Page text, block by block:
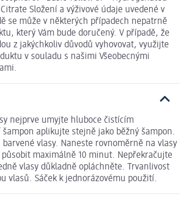
Složení a výživové údaje uvedené v
se může v některých případech nepatrně
který Vám bude doručený. V případě, že
z jakýchkoliv důvodů vyhovovat, využijte
v souladu s našimi Všeobecnými
nejprve umyjte hluboce čistícím
šampon aplikujte stejně jako běžný šampon.
vlasy. Naneste rovnoměrně na vlasy
maximálně 10 minut. Nepřekračujte
vlasy důkladně opláchněte. Trvanlivost
vlasů. Sáček k jednorázovému použití.